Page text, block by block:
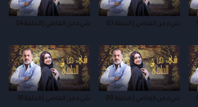
شيء من الماضي | الحلقة 03 شيء من الماضي | الحلقة 04
شيء من الماضي | الحلقة 09 شيء من الماضي | الحلقة 10